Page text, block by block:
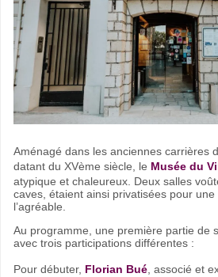
Aménagé dans les anciennes carrières
datant du XVème siècle, le Musée du
atypique et chaleureux. Deux salles
caves, étaient ainsi privatisées pour une
l’agréable.
Au programme, une première partie de
avec trois participations différentes :
Pour débuter, Florian Bué , associé et